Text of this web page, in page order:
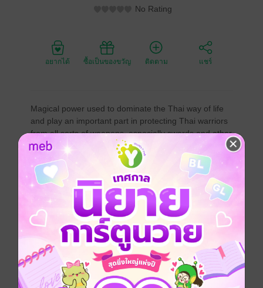
No Rating
อยากได้ ซื้อเป็นของขวัญ ติดตาม แชร์
Magical power used to dominate the Thai way of life
and play an important part in protecting Thai warriors
from all sorts of weapons, especially swords and other
sharp objects commonly used in warfare. In normal
times, it was used to protect people from all types of
danger such as fierce animals, diseases, and evil
spirits as they posed a constant threat to their lives
and security. People lived with nature and traveled
either by foot or by the outdated mode of
transportation like bull carts. Surrounded by thick
forest, the travelers were prone to be ambushed
either by fierce animals or bandits. Without magical
power, weapons alone could not guarantee their safe
journey. Even Buddhist monks who traveled on
pilgrimage in the forest had to use magical power to